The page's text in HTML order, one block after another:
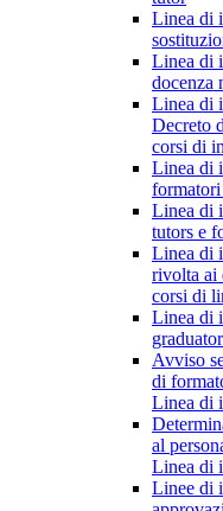
Linea di
Linea di
docenza
Linea di
Decreto
corsi di
Linea di
Linea di
tutors e
Linea di
rivolta ai
corsi di
Linea di
Avviso
di
Linea di
al
Linea di
Linee di